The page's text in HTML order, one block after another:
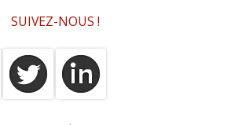
SUIVEZ-NOUS !